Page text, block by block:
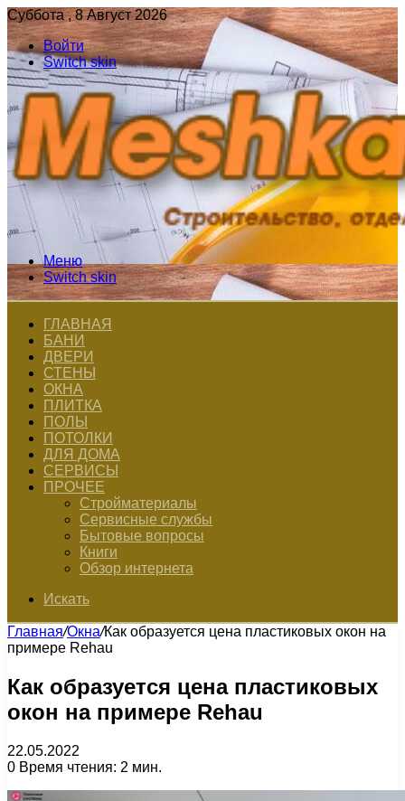
Суббота , 8 Август 2026
Войти
Switch skin
Меню
Switch skin
ГЛАВНАЯ
БАНИ
ДВЕРИ
СТЕНЫ
ОКНА
ПЛИТКА
ПОЛЫ
ПОТОЛКИ
ДЛЯ ДОМА
СЕРВИСЫ
ПРОЧЕЕ
Стройматериалы
Сервисные службы
Бытовые вопросы
Книги
Обзор интернета
Искать
Главная/Окна/Как образуется цена пластиковых окон на
примере Rehau
Как образуется цена пластиковых
окон на примере Rehau
22.05.2022
0 Время чтения: 2 мин.